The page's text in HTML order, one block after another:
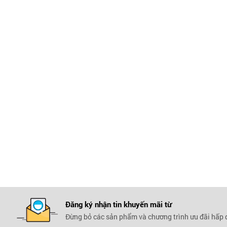
Đăng ký nhận tin khuyến mãitừ
Đừng bỏ các sản phẩm và chương trình ưu đãi hấp